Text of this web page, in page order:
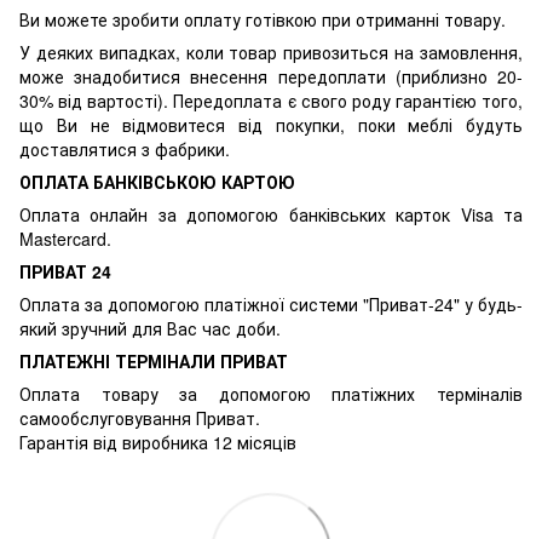
Ви можете зробити оплату готівкою при отриманні товару.
У деяких випадках, коли товар привозиться на замовлення,
може знадобитися внесення передоплати (приблизно 20-
30% від вартості). Передоплата є свого роду гарантією того,
що Ви не відмовитеся від покупки, поки меблі будуть
доставлятися з фабрики.
ОПЛАТА БАНКІВСЬКОЮ КАРТОЮ
Оплата онлайн за допомогою банківських карток Visa та
Mastercard.
ПРИВАТ 24
Оплата за допомогою платіжної системи "Приват-24" у будь-
який зручний для Вас час доби.
ПЛАТЕЖНІ ТЕРМІНАЛИ ПРИВАТ
Оплата товару за допомогою платіжних терміналів
самообслуговування Приват.
Гарантія від виробника 12 місяців